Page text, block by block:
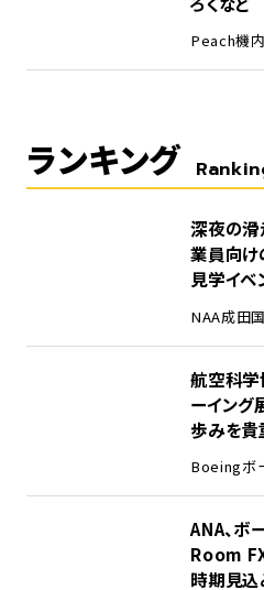
Peach機
ランキング
深夜の滑
業員向け
見学イベ
NAA成田
航空科学
ーイング
歩みを貴
Boeingボ
ANA、ボ
Room
時期見込